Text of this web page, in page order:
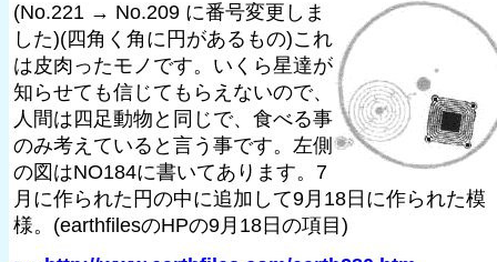
(No.221 → No.209 に番号変更しま
した)(四角く角に円があるもの)これ
は皮肉ったモノです。いくら星達が
知らせても信じてもらえないので、
人間は四足動物と同じで、食べる事
のみ考えていると言う事です。左側
の図はNO184に書いてあります。7
月に作られた円の中に追加して9月18日に作られた模
様。(earthfilesのHPの9月18日の項目)